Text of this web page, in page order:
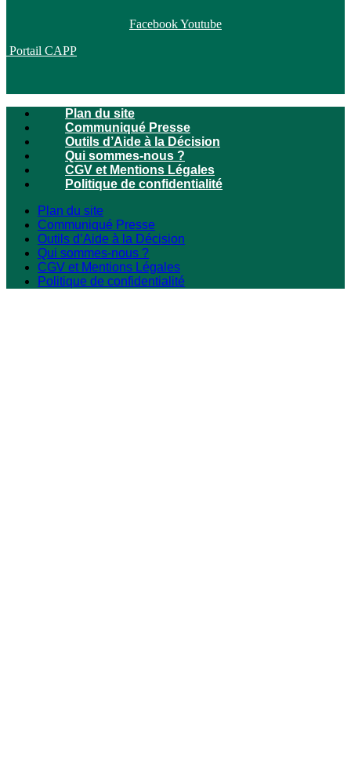
FacebookYoutube
Portail CAPP
Plan du site
Communiqué Presse
Outils d’Aide à la Décision
Qui sommes-nous ?
CGV et Mentions Légales
Politique de confidentialité
Plan du site
Communiqué Presse
Outils d’Aide à la Décision
Qui sommes-nous ?
CGV et Mentions Légales
Politique de confidentialité